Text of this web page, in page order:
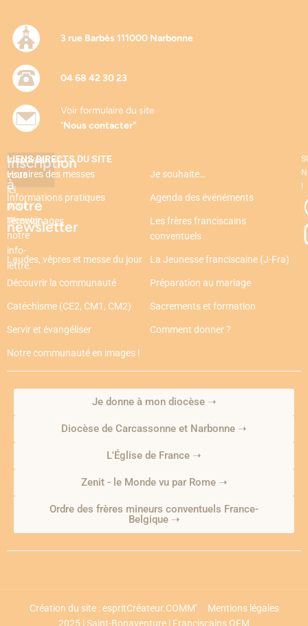
3 rue Barbès 111000 Narbonne
04 68 42 30 23
Voir formulaire du site
"Nous contacter"
Inscription
à
notre
newsletter
Inscrivez-
vous
ici
pour
recevoir
notre
info-
lettre.
LIENS DIRECTS DU SITE
Horaires des messes
Je souhaite…
Informations pratiques Agenda des événéments
Témoignages
Les frères franciscains
conventuels
Laudes, vêpres et messe du jour La Jeunesse franciscaine (J-Fra)
Découvrir la communauté Préparation au mariage
Catéchisme (CE2, CM1, CM2) Sacrements et formation
Servir et évangéliser Comment donner ?
Notre communauté en images !
Je donne à mon diocèse ➝
Diocèse de Carcassonne et Narbonne ➝
L'Église de France ➝
Zenit - le Monde vu par Rome ➝
Ordre des frères mineurs conventuels France-
Belgique ➝
!
2025 | Saint-Bonaventure | Franciscains OFM
Création du site : espritCréateur.COMM’ Mentions légales